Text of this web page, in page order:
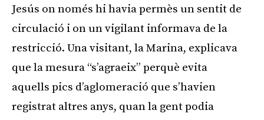
Jesús on només hi havia permès un sentit de
circulació i on un vigilant informava de la
restricció. Una visitant, la Marina, explicava
que la mesura “s’agraeix” perquè evita
aquells pics d’aglomeració que s’havien
registrat altres anys, quan la gent podia